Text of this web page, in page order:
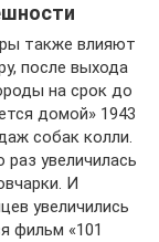
также влияют
после выхода
на срок до
домой» 1943
собак колли.
увеличилась
И
увеличились
фильм «101